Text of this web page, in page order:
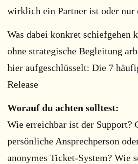
wirklich ein Partner ist oder nur
Was dabei konkret schiefgehen
ohne strategische Begleitung
hier aufgeschlüsselt: Die 7
Release
Worauf du achten solltest:
Wie erreichbar ist der Support?
persönliche Ansprechperson
anonymes Ticket-System? Wie